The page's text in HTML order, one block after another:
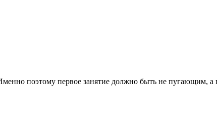
поэтому первое занятие должно быть не пугающим,